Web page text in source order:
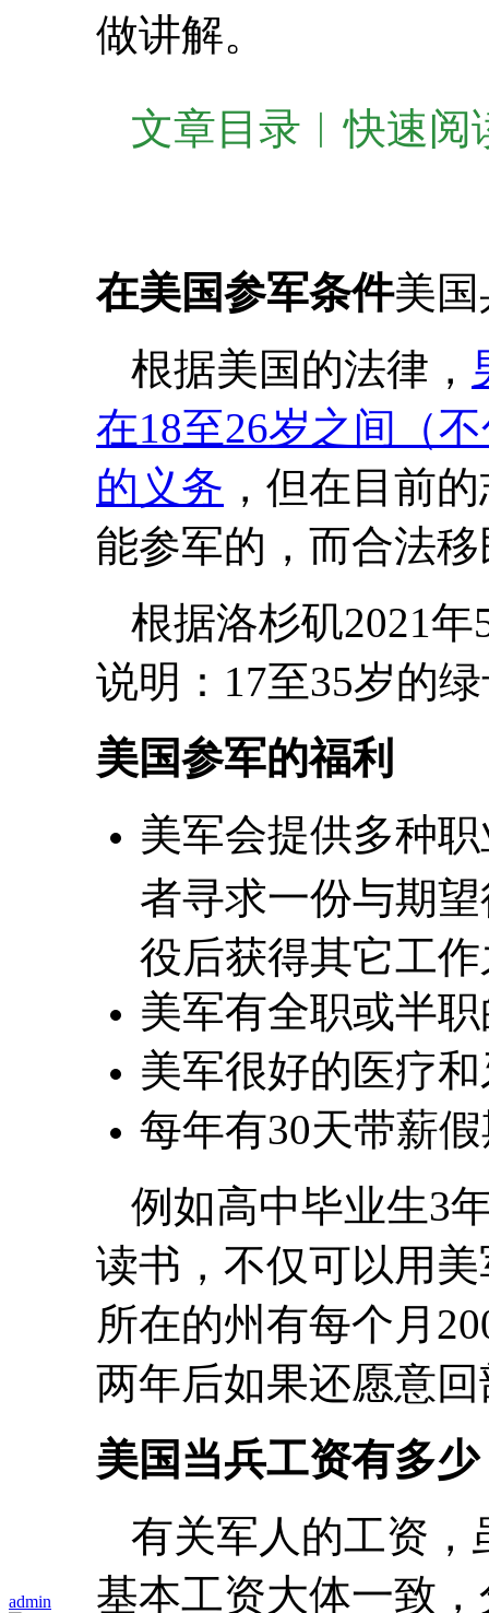
admin
做讲解。
文章目录︱快速阅
在美国参军条件美
根据美国的法律，
在18至26岁之间（
的义务 ，但在目前
能参军的，而合法
根据洛杉矶2021
说明：17至35岁的
美国参军的福利
美军会提供多种
者寻求一份与期
役后获得其它工
美军有全职或半
美军很好的医疗
每年有30天带薪
例如高中毕业生3
读书，不仅可以用
所在的州有每个月
两年后如果还愿意
美国当兵工资有多少
有关军人的工资，
基本工资大体一致